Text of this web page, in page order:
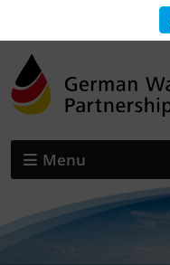
Menu